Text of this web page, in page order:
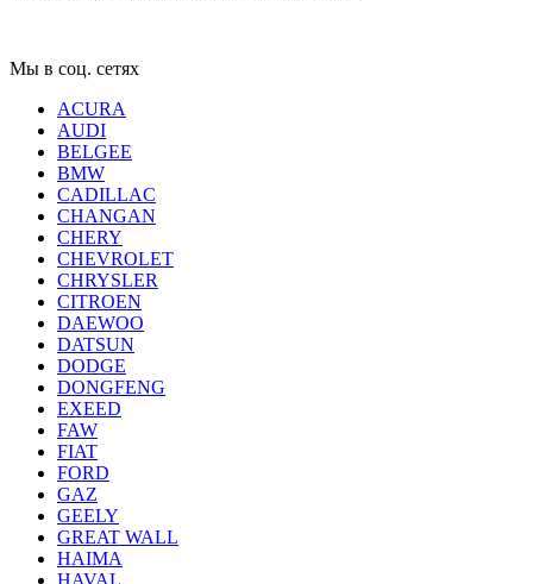
Мы в соц. сетях
ACURA
AUDI
BELGEE
BMW
CADILLAC
CHANGAN
CHERY
CHEVROLET
CHRYSLER
CITROEN
DAEWOO
DATSUN
DODGE
DONGFENG
EXEED
FAW
FIAT
FORD
GAZ
GEELY
GREAT WALL
HAIMA
HAVAL